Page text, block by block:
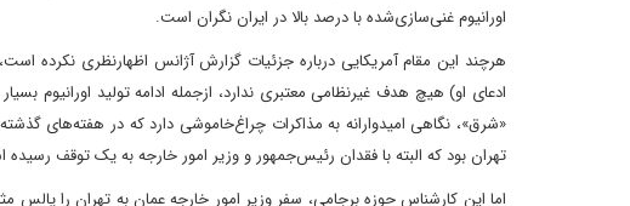
اورانیوم غنی‌‎سازی‌‌شده با درصد بالا در ایران نگران است.
هر‌چند این مقام آمریکایی درباره جزئیات گزارش آژانس اظهار‌نظری نکرده
«شرق»، نگاهی امیدوارانه به مذاکرات چراغ‌خاموشی دارد که در هفته‌های
تهران بود که البته با فقدان رئیس‌جمهور و وزیر امور خارجه به یک توقف
اما این کارشناس حوزه برجامی، سفر وزیر امور خارجه عمان به تهران را پالس